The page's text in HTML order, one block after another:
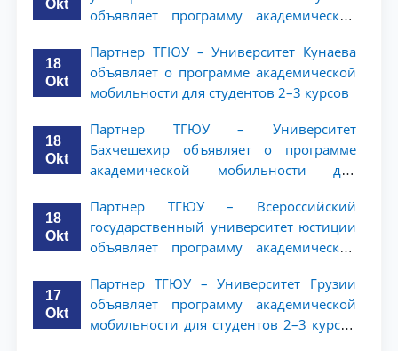
Okt
объявляет программу академической
ТГЮУ
18
Okt
Партнер ТГЮУ – Университет Кунаева
объявляет о программе академической
мобильности для студентов 2–3 курсов
18
Okt
Партнер ТГЮУ – Университет
Бахчешехир объявляет о программе
академической мобильности для
18
Okt
Партнер ТГЮУ – Всероссийский
государственный университет юстиции
объявляет программу академической
ТГЮУ
17
Okt
Партнер ТГЮУ – Университет Грузии
объявляет программу академической
мобильности для студентов 2–3 курсов